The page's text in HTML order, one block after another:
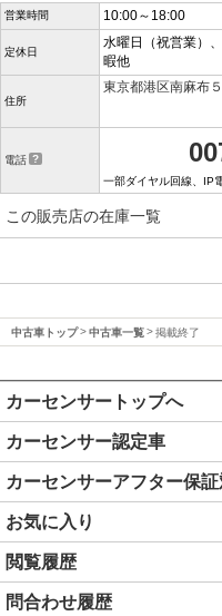
営業時間 10:00～18:00
定休日
水曜日（祝営業）
暇他
住所
東京都港区南麻布
電話
一部ダイヤル回線、IP
この販売店の在庫一覧
中古車トップ 中古車一覧 掲載終了
カーセンサートップへ
カーセンサー認定車
カーセンサーアフター保
お気に入り
閲覧履歴
問合わせ履歴